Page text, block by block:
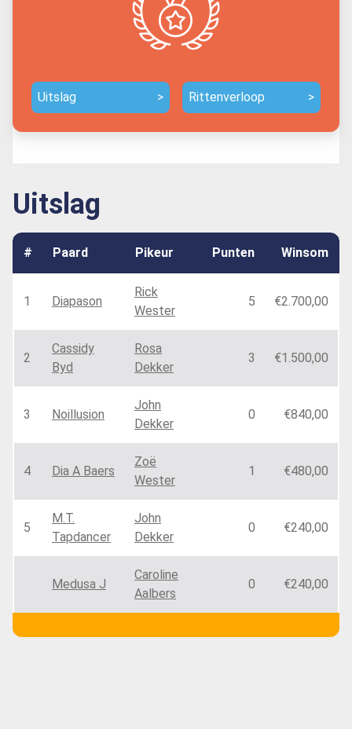
Uitslag > Rittenverloop >
Uitslag
# Paard Pikeur Punten Winsom
1 Diapason
Rick
Wester
5 €2.700,00
2
Cassidy
Byd
Rosa
Dekker
3 €1.500,00
3 Noillusion
John
Dekker
0 €840,00
4 Dia A Baers
Zoë
Wester
1 €480,00
5
M.T.
Tapdancer
John
Dekker
0 €240,00
Medusa J
Caroline
Aalbers
0 €240,00